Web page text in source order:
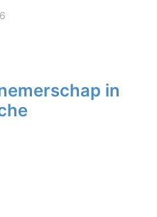
in